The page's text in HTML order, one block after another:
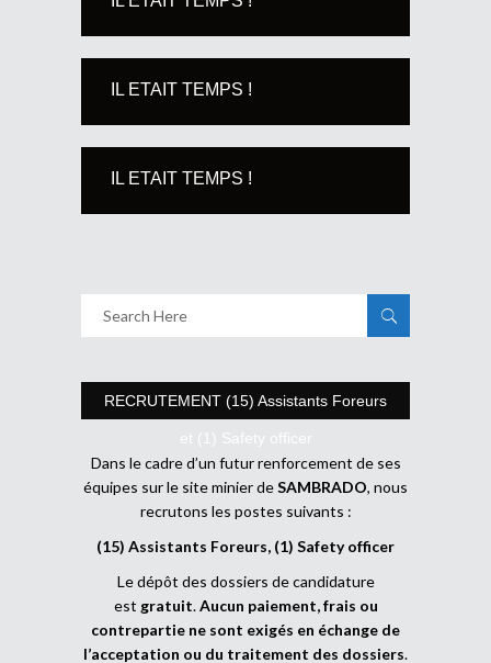
IL ETAIT TEMPS !
IL ETAIT TEMPS !
RECRUTEMENT (15) Assistants Foreurs
et (1) Safety officer
Dans le cadre d’un futur renforcement de ses
équipes sur le site minier deSAMBRADO, nous
recrutons les postes suivants :
(15) Assistants Foreurs, (1) Safety officer
Le dépôt des dossiers de candidature
est gratuit.Aucun paiement, frais ou
contrepartie ne sont exigés en échange de
l’acceptation ou du traitement des dossiers.